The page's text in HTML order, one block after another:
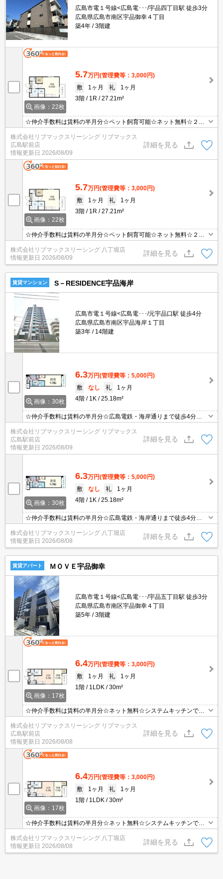
広島市電１号線<広島電･･･/宇品四丁目駅 徒歩3分
広島県広島市南区宇品御幸４丁目
築4年
3階建
画像：22枚
5.7万円(管理費等：3,000円)
敷
1ヶ月 礼
1ヶ月
3階
1R 27.21m²
☆仲介手数料は賃料の半月分☆ペット飼育可能☆ネット無料☆２口
システムキッチンや浴室乾燥機など人気の室内設備充実☆近隣にス
ーパーやコンビニがあり住環境良好です☆便利な宅配ボックスあり
☆彡
株式会社リブマックスリーシング リブマックス
広島駅前店
情報更新日 2026/08/09
詳細を見る
画像：22枚
5.7万円(管理費等：3,000円)
敷
1ヶ月 礼
1ヶ月
3階
1R 27.21m²
☆仲介手数料は賃料の半月分☆ペット飼育可能☆ネット無料☆２口
システムキッチンや浴室乾燥機など人気の室内設備充実☆近隣にス
ーパーやコンビニがあり住環境良好です☆便利な宅配ボックスあり
☆彡
株式会社リブマックスリーシング 八丁堀店
情報更新日 2026/08/09
詳細を見る
賃貸マンション S－RESIDENCE宇品海岸
広島市電１号線<広島電･･･/元宇品口駅 徒歩4分
広島県広島市南区宇品海岸１丁目
築3年
14階建
画像：30枚
6.3万円(管理費等：5,000円)
敷
なし 礼
1ヶ月
4階
1K 25.18m²
☆仲介手数料は賃料の半月分☆広島電鉄・海岸通りまで徒歩4分☆
徒歩圏内にゆめタウンもありお買い物らくらく☆モニター付きイン
ターフォンで防犯面も安心です☆都市ガスで光熱費も抑えられます
☆宅配ボックス完備☆
株式会社リブマックスリーシング リブマックス
広島駅前店
情報更新日 2026/08/09
詳細を見る
画像：30枚
6.3万円(管理費等：5,000円)
敷
なし 礼
1ヶ月
4階
1K 25.18m²
☆仲介手数料は賃料の半月分☆広島電鉄・海岸通りまで徒歩4分☆
徒歩圏内にゆめタウンもありお買い物らくらく☆モニター付きイン
ターフォンで防犯面も安心です☆都市ガスで光熱費も抑えられます
☆宅配ボックス完備☆
株式会社リブマックスリーシング 八丁堀店
情報更新日 2026/08/08
詳細を見る
賃貸アパート ＭＯＶＥ宇品御幸
広島市電１号線<広島電･･･/宇品五丁目駅 徒歩3分
広島県広島市南区宇品御幸４丁目
築5年
3階建
画像：17枚
6.4万円(管理費等：3,000円)
敷
1ヶ月 礼
1ヶ月
1階
1LDK 30m²
☆仲介手数料は賃料の半月分☆ネット無料☆システムキッチンで・
独立洗面台・温水洗浄便座など室内設備充実☆きれいな内装☆広々
1LDKのお部屋☆TVモニタ付きインターホン有り☆
株式会社リブマックスリーシング リブマックス
広島駅前店
情報更新日 2026/08/08
詳細を見る
画像：17枚
6.4万円(管理費等：3,000円)
敷
1ヶ月 礼
1ヶ月
1階
1LDK 30m²
☆仲介手数料は賃料の半月分☆ネット無料☆システムキッチンで・
1LDKのお部屋☆TVモニタ付きインターホン有り☆
株式会社リブマックスリーシング 八丁堀店
情報更新日 2026/08/08
詳細を見る